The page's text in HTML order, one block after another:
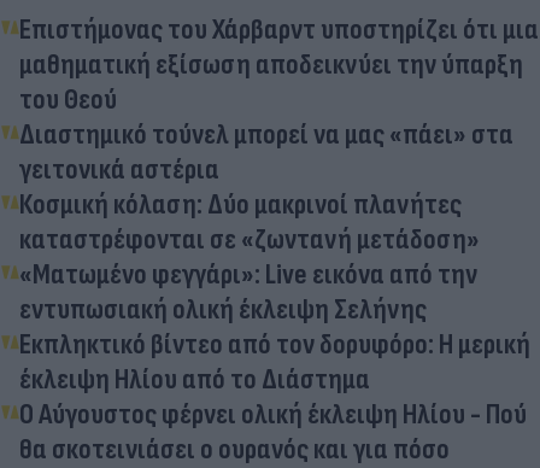
Επιστήμονας του Χάρβαρντ υποστηρίζει ότι μια
μαθηματική εξίσωση αποδεικνύει την ύπαρξη
του Θεού
Διαστημικό τούνελ μπορεί να μας «πάει» στα
γειτονικά αστέρια
Κοσμική κόλαση: Δύο μακρινοί πλανήτες
καταστρέφονται σε «ζωντανή μετάδοση»
«Ματωμένο φεγγάρι»: Live εικόνα από την
εντυπωσιακή ολική έκλειψη Σελήνης
Εκπληκτικό βίντεο από τον δορυφόρο: Η μερική
έκλειψη Ηλίου από το Διάστημα
Ο Αύγουστος φέρνει ολική έκλειψη Ηλίου - Πού
θα σκοτεινιάσει ο ουρανός και για πόσο